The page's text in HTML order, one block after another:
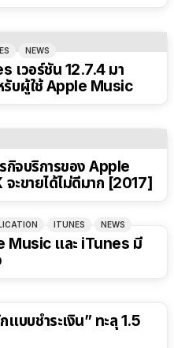
NEWS
เวอร์ชัน 12.7.4 มา
บผู้ใช้ Apple Music
กิจบริการของ Apple
ะขายได้ไม่ดีมาก [2017]
ITUNES NEWS
Music และ iTunes มี
บบชำระเงิน” ทะลุ 1.5